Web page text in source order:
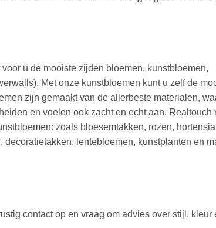
u de mooiste zijden bloemen, kunstbloemen,
Met onze kunstbloemen kunt u zelf de
zijn gemaakt van de allerbeste materialen,
en voelen ook zacht en echt aan. Realtouch
zoals bloesemtakken, rozen,
lentebloemen, kunstplanten en
contact op en vraag om advies over stijl, kleur